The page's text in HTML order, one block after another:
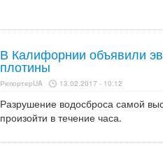
В Калифорнии объявили
плотины
РепортерUA 13.02.2017 - 10:12
Разрушение водосброса самой
произойти в течение часа.